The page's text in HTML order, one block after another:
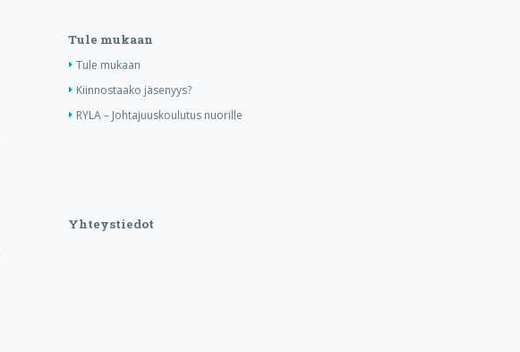
Tule mukaan
Tule mukaan
Kiinnostaako jäsenyys?
RYLA – Johtajuuskoulutus nuorille
Yhteystiedot